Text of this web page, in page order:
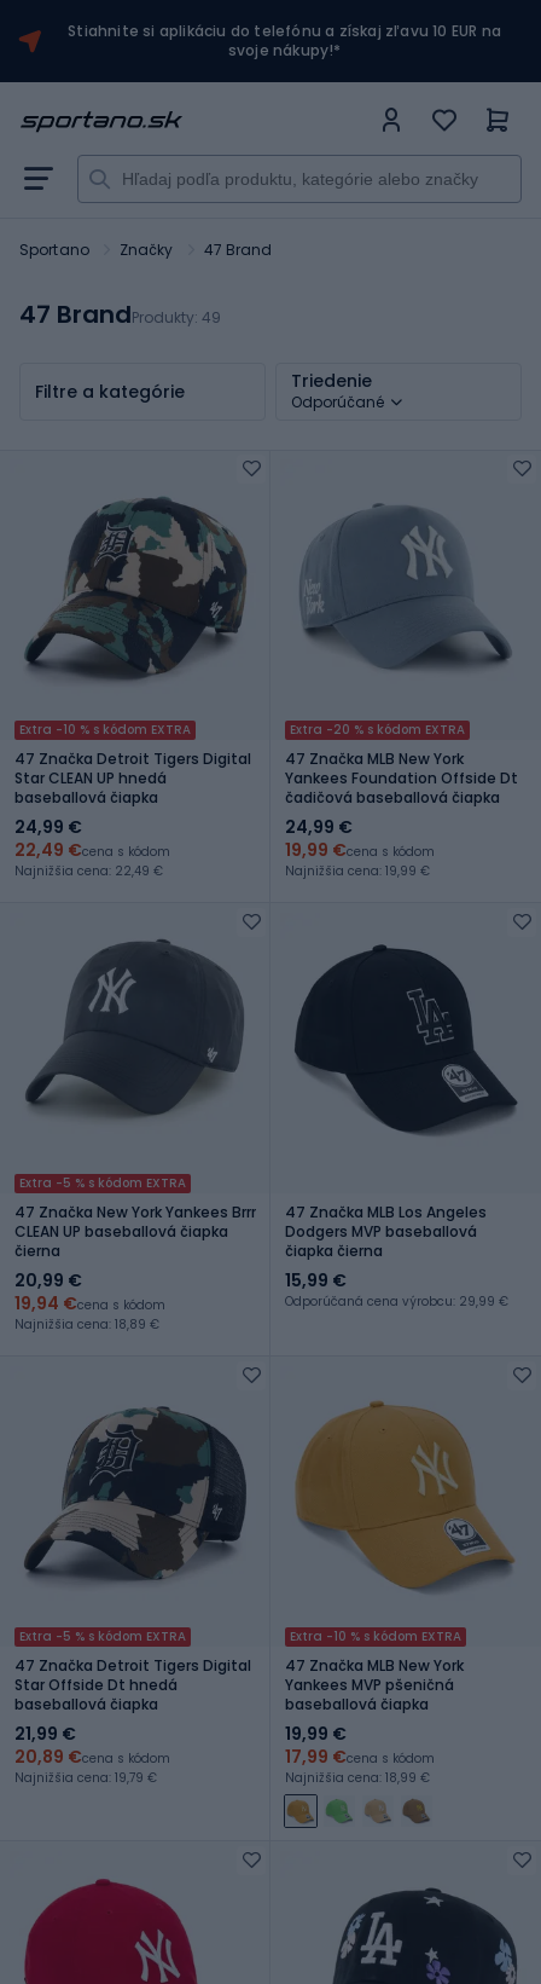
Stiahnite si aplikáciu do telefónu a získaj zľavu 10 EUR na
svoje nákupy!*
Sportano Značky 47 Brand
47 BrandProdukty: 49
Filtre a kategórie Triedenie
Odporúčané
Extra -10 % s kódom EXTRA
47 Značka Detroit Tigers Digital
Star CLEAN UP hnedá
baseballová čiapka
24,99 €
22,49 €cena s kódom
Najnižšia cena: 22,49 €
Extra -20 % s kódom EXTRA
47 Značka MLB New York
Yankees Foundation Offside Dt
čadičová baseballová čiapka
24,99 €
19,99 €cena s kódom
Najnižšia cena: 19,99 €
Extra -5 % s kódom EXTRA
47 Značka New York Yankees Brrr
CLEAN UP baseballová čiapka
čierna
20,99 €
19,94 €cena s kódom
Najnižšia cena: 18,89 €
47 Značka MLB Los Angeles
Dodgers MVP baseballová
čiapka čierna
15,99 €
Odporúčaná cena výrobcu: 29,99 €
Extra -5 % s kódom EXTRA
47 Značka Detroit Tigers Digital
Star Offside Dt hnedá
baseballová čiapka
21,99 €
20,89 €cena s kódom
Najnižšia cena: 19,79 €
Extra -10 % s kódom EXTRA
47 Značka MLB New York
Yankees MVP pšeničná
baseballová čiapka
19,99 €
17,99 €cena s kódom
Najnižšia cena: 18,99 €